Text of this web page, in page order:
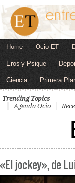
Home Ocio ET
Eros y Psique
Ciencia Primera
Trending Topics
Agenda Ocio
«El jockey», de